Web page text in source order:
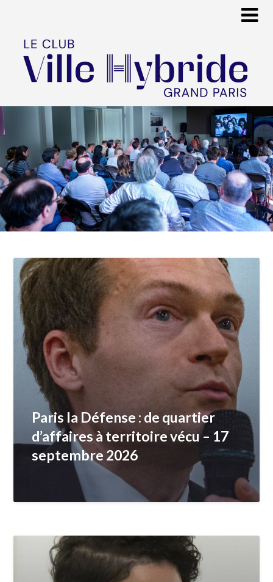
Paris la Défense : de quartier
d’affaires à territoire vécu – 17
septembre 2026